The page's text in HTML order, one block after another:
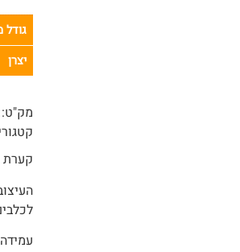
גודל
יצרן
מק"ט:
קערת